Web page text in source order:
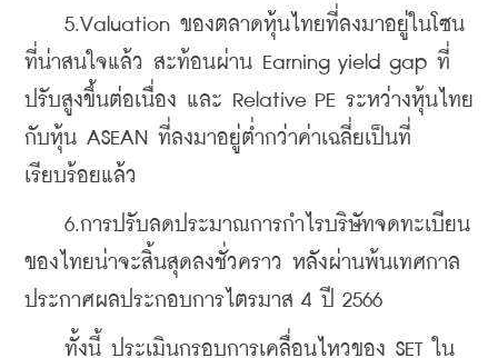
5.Valuation ของตลาดหุ้นไทยที่ลงมาอยู่ในโซน
ที่น่าสนใจแล้ว สะท้อนผ่าน Earning yield gap ที่
ปรับสูงขึ้นต่อเนื่อง และ Relative PE ระหว่างหุ้นไทย
กับหุ้น ASEAN ที่ลงมาอยู่ต่ำกว่าค่าเฉลี่ยเป็นที่
เรียบร้อยแล้ว
6.การปรับลดประมาณการกำไรบริษัทจดทะเบียน
ของไทยน่าจะสิ้นสุดลงชั่วคราว หลังผ่านพ้นเทศกาล
ประกาศผลประกอบการไตรมาส 4 ปี 2566
ทั้งนี้ ประเมินกรอบการเคลื่อนไหวของ SET ใน